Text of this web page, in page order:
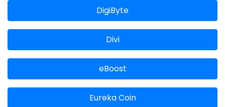
DigiByte
Divi
eBoost
Eureka Coin